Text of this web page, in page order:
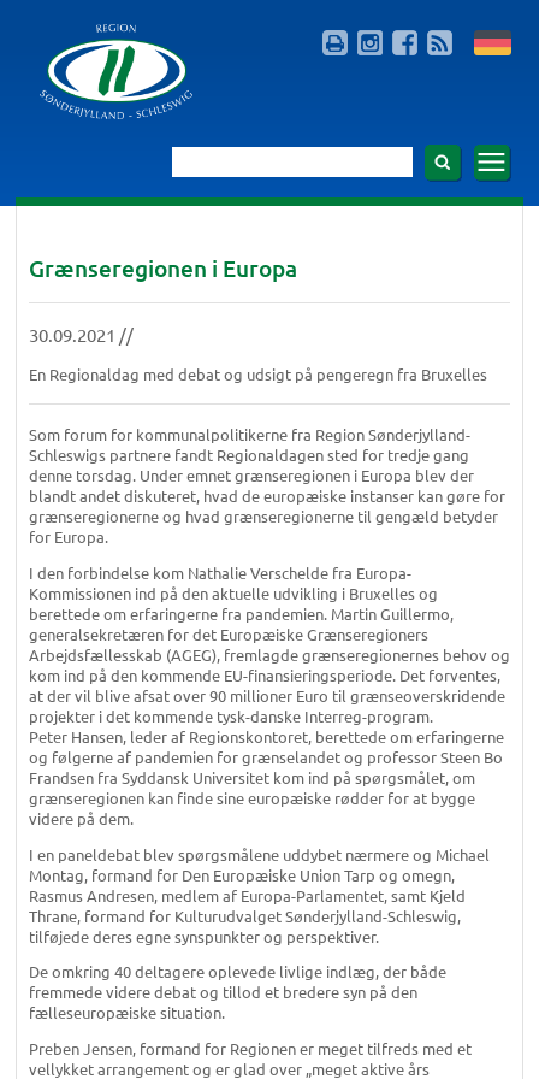
Grænseregionen i Europa
30.09.2021 //
En Regionaldag med debat og udsigt på pengeregn fra Bruxelles
Som forum for kommunalpolitikerne fra Region Sønderjylland-
Schleswigs partnere fandt Regionaldagen sted for tredje gang
denne torsdag. Under emnet grænseregionen i Europa blev der
blandt andet diskuteret, hvad de europæiske instanser kan gøre for
grænseregionerne og hvad grænseregionerne til gengæld betyder
for Europa.
I den forbindelse kom Nathalie Verschelde fra Europa-
Kommissionen ind på den aktuelle udvikling i Bruxelles og
berettede om erfaringerne fra pandemien. Martin Guillermo,
generalsekretæren for det Europæiske Grænseregioners
Arbejdsfællesskab (AGEG), fremlagde grænseregionernes behov og
kom ind på den kommende EU-finansieringsperiode. Det forventes,
at der vil blive afsat over 90 millioner Euro til grænseoverskridende
projekter i det kommende tysk-danske Interreg-program.
Peter Hansen, leder af Regionskontoret, berettede om erfaringerne
og følgerne af pandemien for grænselandet og professor Steen Bo
Frandsen fra Syddansk Universitet kom ind på spørgsmålet, om
grænseregionen kan finde sine europæiske rødder for at bygge
videre på dem.
I en paneldebat blev spørgsmålene uddybet nærmere og Michael
Montag, formand for Den Europæiske Union Tarp og omegn,
Rasmus Andresen, medlem af Europa-Parlamentet, samt Kjeld
Thrane, formand for Kulturudvalget Sønderjylland-Schleswig,
tilføjede deres egne synspunkter og perspektiver.
De omkring 40 deltagere oplevede livlige indlæg, der både
fremmede videre debat og tillod et bredere syn på den
fælleseuropæiske situation.
Preben Jensen, formand for Regionen er meget tilfreds med et
vellykket arrangement og er glad over „meget aktive års